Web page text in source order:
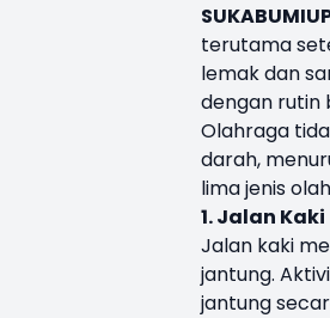
terutama
lemak dan
dengan rutin
Olahraga
darah,
lima jenis
1. Jalan Kaki
Jalan kaki
jantung.
jantung